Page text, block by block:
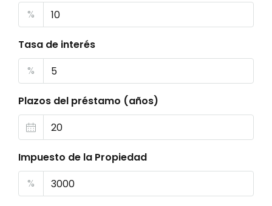
%
Tasa de interés
%
Plazos del préstamo (años)
Impuesto de la Propiedad
%